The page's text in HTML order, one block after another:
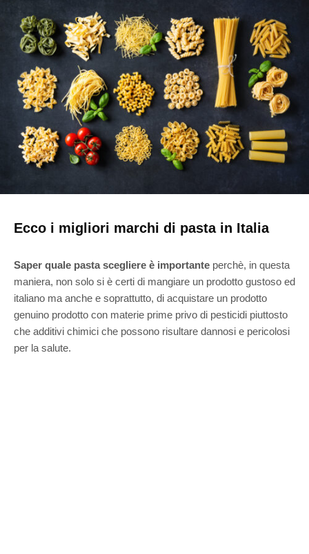
Ecco i migliori marchi di pasta in Italia
Saper quale pasta scegliere è importante perchè, in questa
maniera, non solo si è certi di mangiare un prodotto gustoso ed
italiano ma anche e soprattutto, di acquistare un prodotto
genuino prodotto con materie prime privo di pesticidi piuttosto
che additivi chimici che possono risultare dannosi e pericolosi
per la salute.